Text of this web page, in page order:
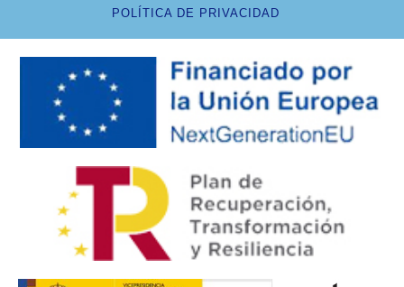
POLÍTICA DE PRIVACIDAD